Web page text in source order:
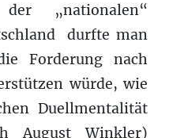
„nationalen“
durfte man
Forderung nach
würde, wie
Duellmentalität
August Winkler)